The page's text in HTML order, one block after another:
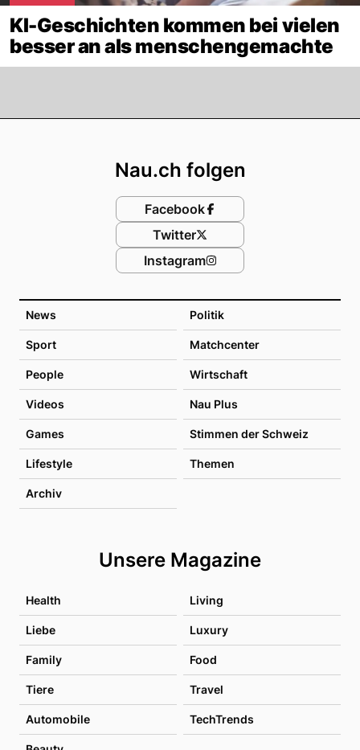
KI-Geschichten kommen bei vielen
besser an als menschengemachte
News Politik
Sport Matchcenter
People Wirtschaft
Videos Nau Plus
Games Stimmen der Schweiz
Lifestyle Themen
Archiv
Unsere Magazine
Health Living
Liebe Luxury
Family Food
Tiere Travel
Automobile TechTrends
Nau.ch folgen
Facebook
Twitter
Instagram